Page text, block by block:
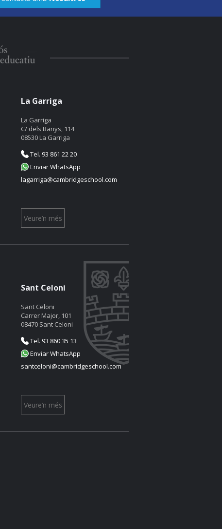
La Garriga
La Garriga
C/ dels Banys, 114
08530 La Garriga
Tel. 93 861 22 20
Enviar WhatsApp
lagarriga@cambridgeschool.com
Veure’n més
Sant Celoni
Sant Celoni
Carrer Major, 101
08470 Sant Celoni
Tel. 93 860 35 13
Enviar WhatsApp
santceloni@cambridgeschool.com
Veure’n més